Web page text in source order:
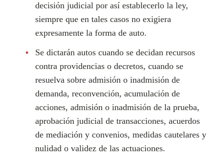
decisión judicial por así establecerlo la ley,
siempre que en tales casos no exigiera
expresamente la forma de auto.
Se dictarán autos cuando se decidan recursos
contra providencias o decretos, cuando se
resuelva sobre admisión o inadmisión de
demanda, reconvención, acumulación de
acciones, admisión o inadmisión de la prueba,
aprobación judicial de transacciones, acuerdos
de mediación y convenios, medidas cautelares y
nulidad o validez de las actuaciones.